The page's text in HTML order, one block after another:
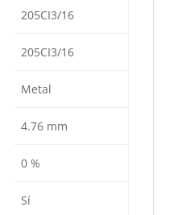
205CI3/16
205CI3/16
Metal
4.76 mm
0 %
Sí